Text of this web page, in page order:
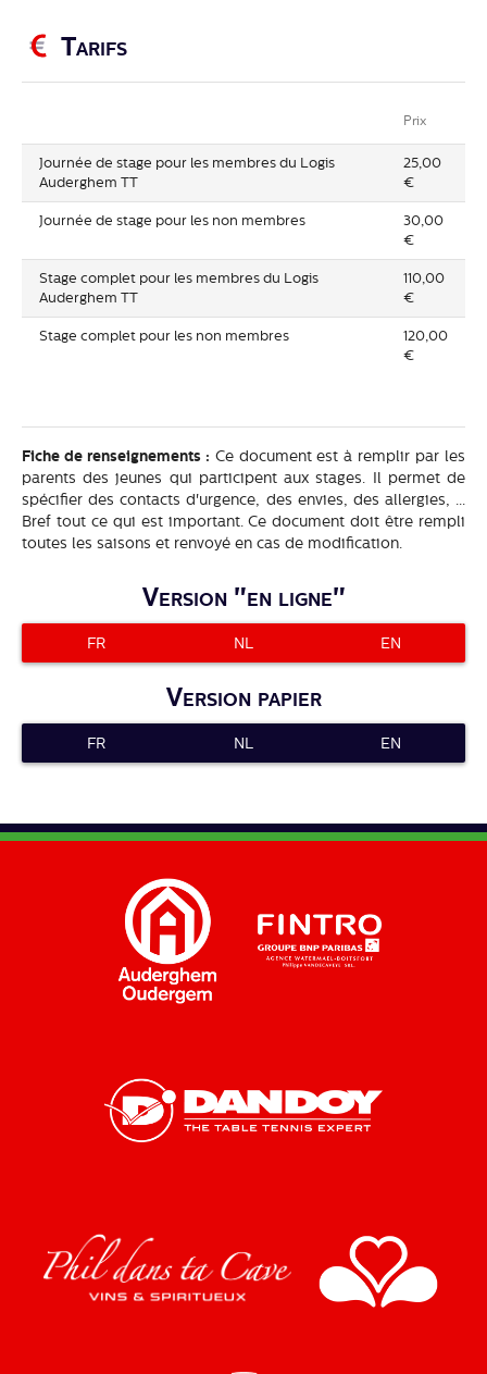
Tarifs
Prix
Journée de stage pour les membres du Logis
Auderghem TT
25,00
€
Journée de stage pour les non membres
30,00
€
Stage complet pour les membres du Logis
Auderghem TT
110,00
€
Stage complet pour les non membres
120,00
€
Fiche de renseignements : Ce document est à remplir par les
parents des jeunes qui participent aux stages. Il permet de
spécifier des contacts d'urgence, des envies, des allergies, ...
Bref tout ce qui est important. Ce document doit être rempli
toutes les saisons et renvoyé en cas de modification.
Version "en ligne"
FR NL EN
Version papier
FR NL EN